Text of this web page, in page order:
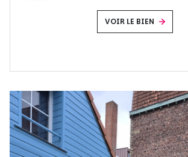
VOIR LE BIEN